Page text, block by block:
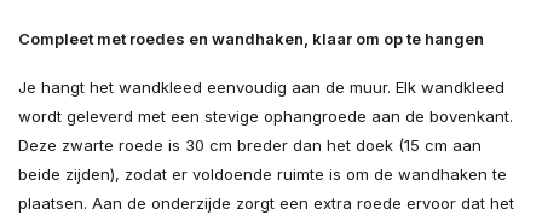
Compleet met roedes en wandhaken, klaar om op te hangen
Je hangt het wandkleed eenvoudig aan de muur. Elk wandkleed
wordt geleverd met een stevige ophangroede aan de bovenkant.
Deze zwarte roede is 30 cm breder dan het doek (15 cm aan
beide zijden), zodat er voldoende ruimte is om de wandhaken te
plaatsen. Aan de onderzijde zorgt een extra roede ervoor dat het